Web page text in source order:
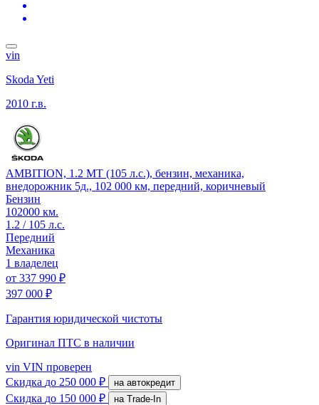
vin
Skoda Yeti
2010 г.в.
AMBITION, 1.2 MT (105 л.с.), бензин, механика,
внедорожник 5д., 102 000 км, передний, коричневый
Бензин
102000 км.
1.2 / 105 л.с.
Передний
Механика
1 владелец
от 337 990 ₽
397 000 ₽
Гарантия юридической чистоты
Оригинал ПТС в наличии
vin VIN проверен
Скидка до 250 000 ₽ на автокредит
Скидка до 150 000 ₽
на Trade-In